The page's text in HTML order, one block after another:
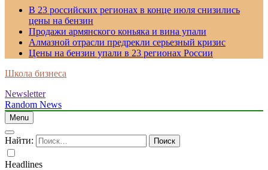
В 23 российских регионах в конце июля снизились
цены на бензин
Продажи армянского коньяка и вина упали
Алмазной отрасли предрекли серьезный кризис
Цены на бензин упали в 23 регионах России
Школа бизнеса
Newsletter
Random News
Menu
Найти:
Headlines